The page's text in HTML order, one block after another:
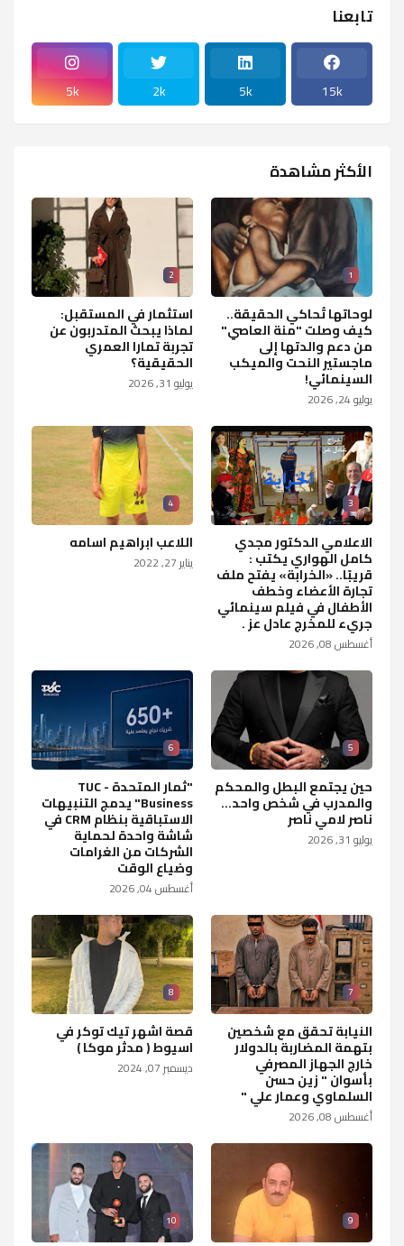
تابعنا
15k
5k
2k
5k
الأكثر مشاهدة
1
لوحاتها تُحاكي الحقيقة..
كيف وصلت "منة العاصي"
من دعم والدتها إلى
ماجستير النحت والميكب
السينمائي!
يوليو 24, 2026
2
استثمار في المستقبل:
لماذا يبحث المتدربون عن
تجربة تمارا العمري
الحقيقية؟
يوليو 31, 2026
3
الاعلامي الدكتور مجدي
كامل الهواري يكتب :
قريبًا.. «الخرابة» يفتح ملف
تجارة الأعضاء وخطف
الأطفال في فيلم سينمائي
جريء للمخرج عادل عز .
أغسطس 08, 2026
4
اللاعب ابراهيم اسامه
يناير 27, 2022
5
حين يجتمع البطل والمحكم
والمدرب في شخص واحد...
ناصر لامي ناصر
يوليو 31, 2026
6
"ثمار المتحدة - TUC
Business" يدمج التنبيهات
الاستباقية بنظام CRM في
شاشة واحدة لحماية
الشركات من الغرامات
وضياع الوقت
أغسطس 04, 2026
7
النيابة تحقق مع شخصين
بتهمة المضاربة بالدولار
خارج الجهاز المصرفي
بأسوان " زين حسن
السلماوي وعمار علي "
أغسطس 08, 2026
8
قصة اشهر تيك توكر في
اسيوط ( مدثر موكا )
ديسمبر 07, 2024
9
10